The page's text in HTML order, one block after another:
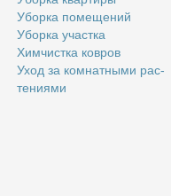
Убор­ка по­ме­ще­ний
Убор­ка участ­ка
Хим­чист­ка ков­ров
Уход за ком­нат­ны­ми рас­
те­ни­я­ми